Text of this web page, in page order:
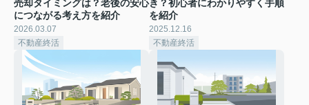
売却タイミングは？老後の安心
につながる考え方を紹介
2026.03.07
不動産終活
き？初心者にわかりやすく手順
を紹介
2025.12.16
不動産終活